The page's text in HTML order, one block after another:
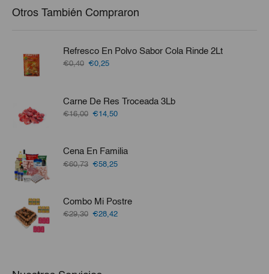
Otros También Compraron
Refresco En Polvo Sabor Cola Rinde 2Lt
€0,40 El
€0,40.
€0,25El
€0,25.
Carne De Res Troceada 3Lb
€16,00 El
era:
€16,00.
€14,50El
es:
€14,50.
Cena En Familia
€60,73 El
era:
€60,73.
€58,25El
€58,25.
Combo Mi Postre
€29,30 El
€28,42El